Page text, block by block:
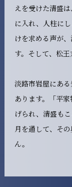
えを受けた清盛
に入れ、人柱に
けを求める声が
す。そして、松
淡路市岩屋にあ
あります。「平
げられ、清盛も
月を通して、そ
ん。